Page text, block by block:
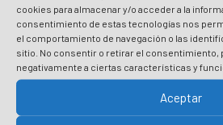
cookies para almacenar y/o acceder a la
consentimiento de estas tecnologías nos
el comportamiento de navegación o las
sitio. No consentir o retirar el consentimiento,
negativamente a ciertas características y
Aceptar
Plentziako
Berria
Irakurri gehiago
Besteak Besteak
Ezagutu Plentzia
Irakurri gehiago